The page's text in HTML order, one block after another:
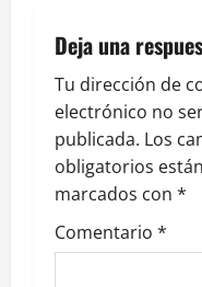
c
i
ó
n
d
e
Deja una
Tu dirección de
electrónico no
publicada. Los
obligatorios están
marcados con *
Comentario *